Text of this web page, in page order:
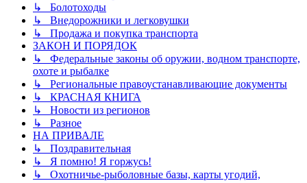
↳ Болотоходы
↳ Внедорожники и легковушки
↳ Продажа и покупка транспорта
ЗАКОН И ПОРЯДОК
↳ Федеральные законы об оружии, водном транспорте,
охоте и рыбалке
↳ Региональные правоустанавливающие документы
↳ КРАСНАЯ КНИГА
↳ Новости из регионов
↳ Разное
НА ПРИВАЛЕ
↳ Поздравительная
↳ Я помню! Я горжусь!
↳ Охотничье-рыболовные базы, карты угодий,